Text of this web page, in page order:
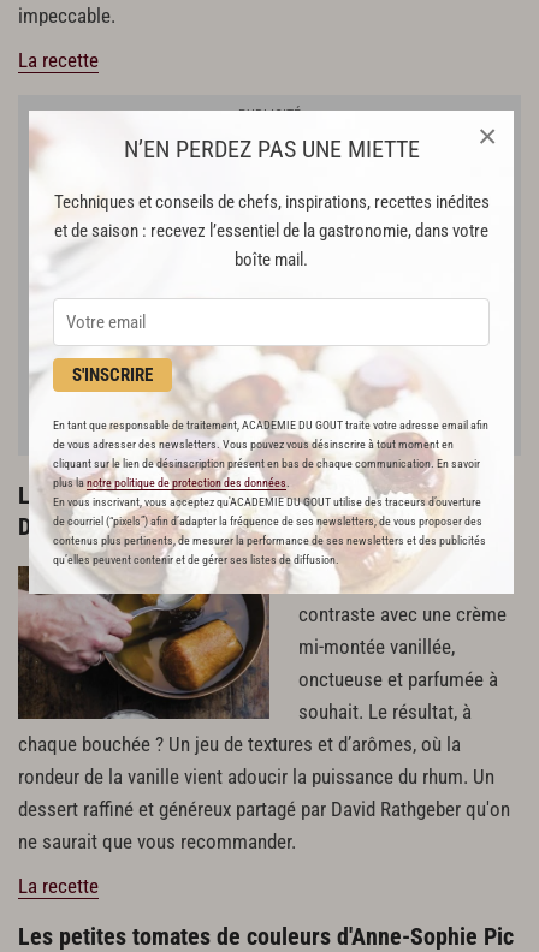
N’EN PERDEZ PAS UNE MIETTE
Techniques et conseils de chefs, inspirations, recettes inédites
et de saison : recevez l’essentiel de la gastronomie, dans votre
boîte mail.
S'INSCRIRE
En tant que responsable de traitement, ACADEMIE DU GOUT traite votre adresse email afin
de vous adresser des newsletters. Vous pouvez vous désinscrire à tout moment en
cliquant sur le lien de désinscription présent en bas de chaque communication. En savoir
plus lanotre politique de protection des données
En vous inscrivant, vous acceptez qu'ACADEMIE DU GOUT utilise des traceurs d’ouverture
de courriel (“pixels”) afin d’adapter la fréquence de ses newsletters, de vous proposer des
contenus plus pertinents, de mesurer la performance de ses newsletters et des publicités
qu’elles peuvent contenir et de gérer ses listes de diffusion.
×
impeccable.
La recette
Les babas au rhum, crème mi-montée vanillée de
David Rathgeber
La légèreté du baba
contraste avec une crème
mi-montée vanillée,
onctueuse et parfumée à
souhait. Le résultat, à
chaque bouchée ? Un jeu de textures et d’arômes, où la
rondeur de la vanille vient adoucir la puissance du rhum. Un
dessert raffiné et généreux partagé par David Rathgeber qu'on
ne saurait que vous recommander.
La recette
Les petites tomates de couleurs d'Anne-Sophie Pic